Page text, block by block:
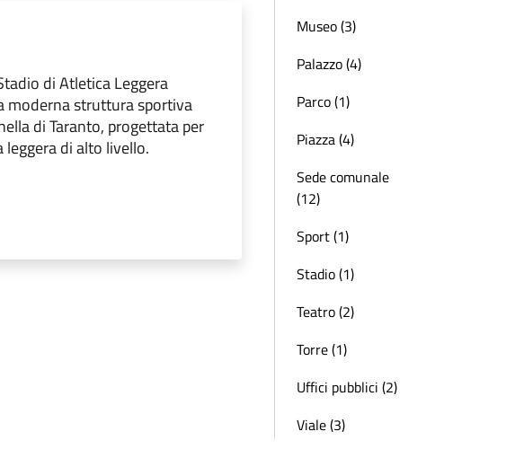
di Atletica Leggera
moderna struttura sportiva
di Taranto, progettata per
di alto livello.
Museo (3)
Palazzo (4)
Parco (1)
Piazza (4)
Sede comunale
(12)
Sport (1)
Stadio (1)
Teatro (2)
Torre (1)
Uffici pubblici (2)
Viale (3)